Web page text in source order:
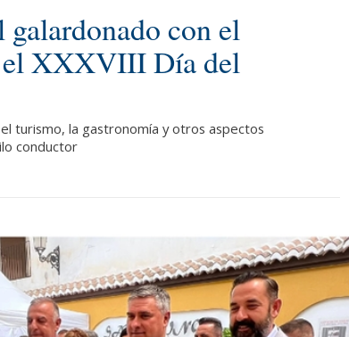
con el
el XXXVIII Día del
turismo, la gastronomía y otros aspectos
conductor